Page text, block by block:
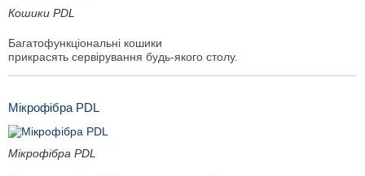
Кошики PDL
Багатофункціональні кошики
прикрасять сервірування будь-якого столу.
Мікрофібра PDL
Мікрофібра PDL